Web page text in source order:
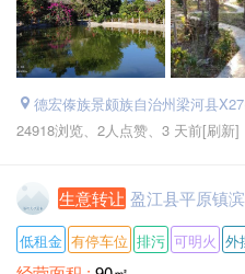
德宏傣族景颇族自治州梁河县
24918浏览、 2人点赞、 3 天前[刷新]
生意转让 盈江县平原镇
低租金 有停车位 排污 可明火 外